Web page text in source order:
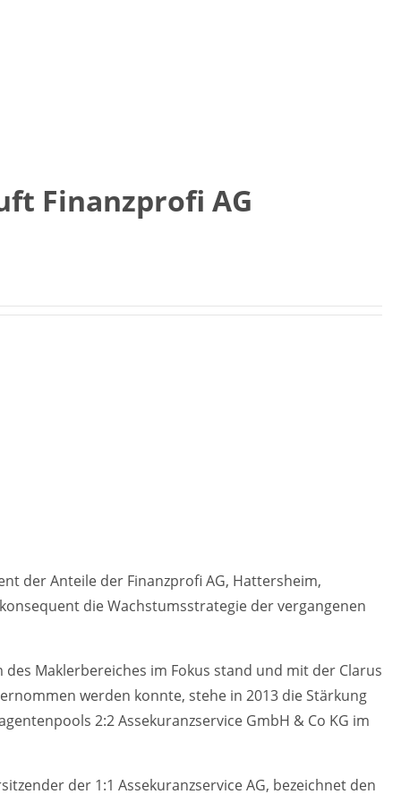
Finanzprofi AG
der Anteile der Finanzprofi AG, Hattersheim,
die Wachstumsstrategie der vergangenen
Maklerbereiches im Fokus stand und mit der Clarus
werden konnte, stehe in 2013 die Stärkung
2:2 Assekuranzservice GmbH & Co KG im
der 1:1 Assekuranzservice AG, bezeichnet den